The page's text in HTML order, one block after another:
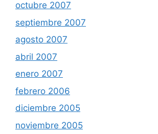
octubre 2007
septiembre 2007
agosto 2007
abril 2007
enero 2007
febrero 2006
diciembre 2005
noviembre 2005